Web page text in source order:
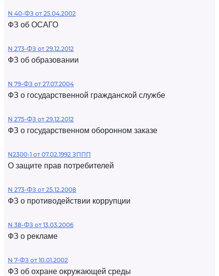
N 40-ФЗ от 25.04.2002
ФЗ об ОСАГО
N 273-ФЗ от 29.12.2012
ФЗ об образовании
N 79-ФЗ от 27.07.2004
ФЗ о государственной гражданской службе
N 275-ФЗ от 29.12.2012
ФЗ о государственном оборонном заказе
N2300-1 от 07.02.1992 ЗППП
О защите прав потребителей
N 273-ФЗ от 25.12.2008
ФЗ о противодействии коррупции
N 38-ФЗ от 13.03.2006
ФЗ о рекламе
N 7-ФЗ от 10.01.2002
ФЗ об охране окружающей среды